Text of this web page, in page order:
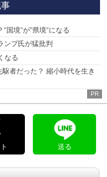
国境”が”県境”になる
ンプ氏が猛批判
なる
者だった？ 縮小時代を生き
PR
送る